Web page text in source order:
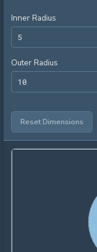
Inner Radius
Outer Radius
Reset Dimensions